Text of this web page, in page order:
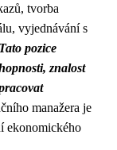
tvorba
vyjednávání s
Tato pozice
znalost
manažera je
ekonomického